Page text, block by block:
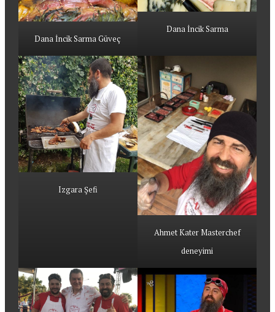
Dana İncik Sarma Güveç
Dana İncik Sarma
Izgara Şefi
Ahmet Kater Masterchef
deneyimi